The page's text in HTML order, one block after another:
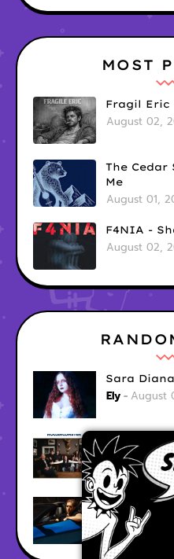
MOST
Fragil Eric
August 02,
The Cedar
Me
August 01,
F4NIA -
August 02,
Sara
Ely August
Good
Don't Care
Ely August
Hyperwulf
Ely August